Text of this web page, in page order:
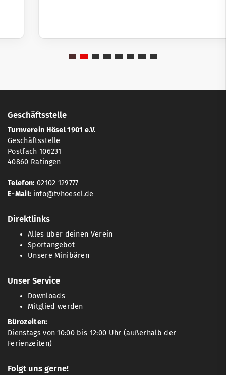
Geschäftsstelle
Turnverein Hösel 1901 e.V.
Geschäftsstelle
Postfach 106231
40860 Ratingen
Telefon: 02102 129777
E-Mail: info@tvhoesel.de
Direktlinks
Alles über deinen Verein
Sportangebot
Unsere Minibären
Unser Service
Downloads
Mitglied werden
Bürozeiten:
Dienstags von 10:00 bis 12:00 Uhr (außerhalb der
Ferienzeiten)
Folgt uns gerne!